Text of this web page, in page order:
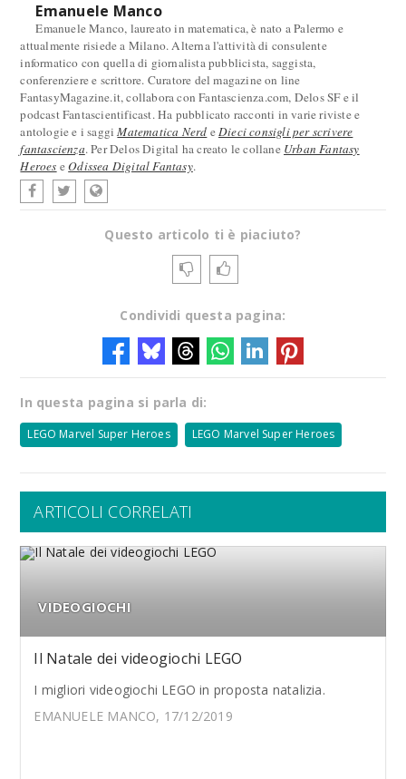
Emanuele Manco
Emanuele Manco, laureato in matematica, è nato a Palermo e
attualmente risiede a Milano. Alterna l'attività di consulente
informatico con quella di giornalista pubblicista, saggista,
conferenziere e scrittore. Curatore del magazine on line
FantasyMagazine.it, collabora con Fantascienza.com, Delos SF e il
podcast Fantascientificast. Ha pubblicato racconti in varie riviste e
antologie e i saggiMatematica Nerd eDieci consigli per scrivere
fantascienza. Per Delos Digital ha creato le collane Urban Fantasy
Heroes eOdissea Digital Fantasy.
Questo articolo ti è piaciuto?
Condividi questa pagina:
In questa pagina si parla di:
LEGO Marvel Super Heroes LEGO Marvel Super Heroes
ARTICOLI CORRELATI
VIDEOGIOCHI
Il Natale dei videogiochi LEGO
I migliori videogiochi LEGO in proposta natalizia.
EMANUELE MANCO, 17/12/2019